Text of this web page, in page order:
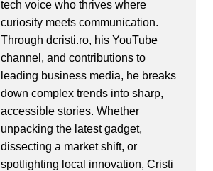
tech voice who thrives where
curiosity meets communication.
Through dcristi.ro, his YouTube
channel, and contributions to
leading business media, he breaks
down complex trends into sharp,
accessible stories. Whether
unpacking the latest gadget,
dissecting a market shift, or
spotlighting local innovation, Cristi